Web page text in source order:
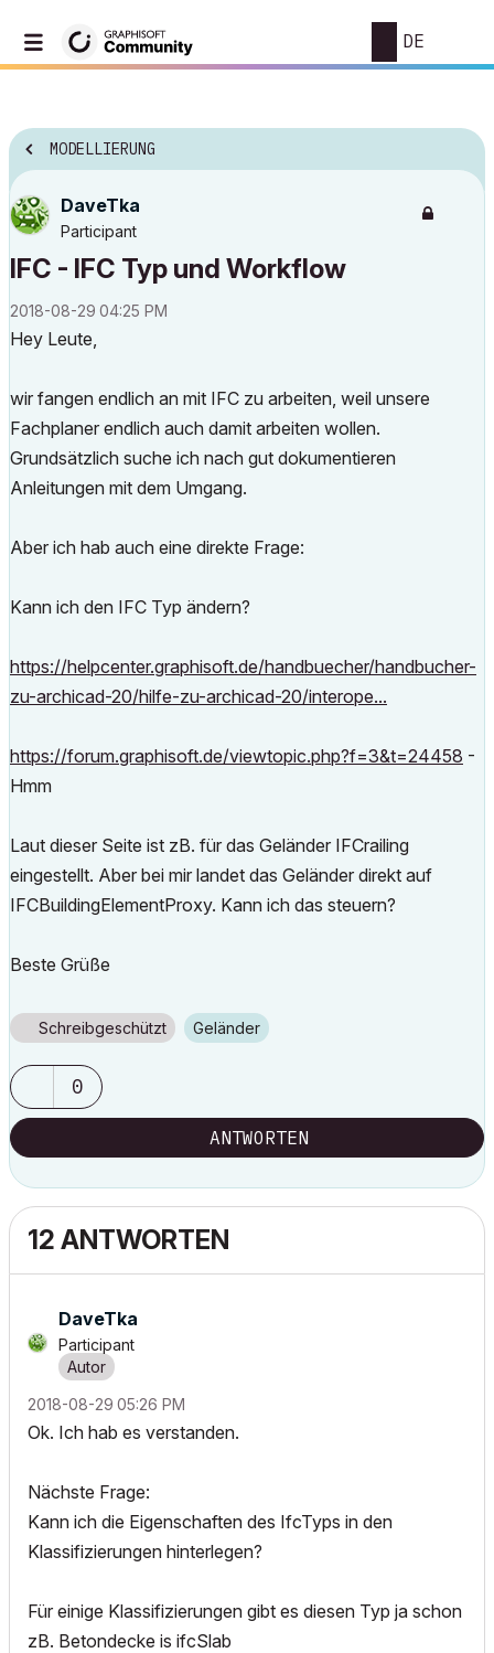
DE
MODELLIERUNG
DaveTka
Participant
IFC - IFC Typ und Workflow
‎2018-08-29 04:25 PM
Hey Leute,
wir fangen endlich an mit IFC zu arbeiten, weil unsere
Fachplaner endlich auch damit arbeiten wollen.
Grundsätzlich suche ich nach gut dokumentieren
Anleitungen mit dem Umgang.
Aber ich hab auch eine direkte Frage:
Kann ich den IFC Typ ändern?
https://helpcenter.graphisoft.de/handbuecher/handbucher-
zu-archicad-20/hilfe-zu-archicad-20/interope...
https://forum.graphisoft.de/viewtopic.php?f=3&t=24458 -
Hmm
Laut dieser Seite ist zB. für das Geländer IFCrailing
eingestellt. Aber bei mir landet das Geländer direkt auf
IFCBuildingElementProxy. Kann ich das steuern?
Beste Grüße
Schreibgeschützt Geländer
0
ANTWORTEN
12 ANTWORTEN
DaveTka
Participant
‎2018-08-29 05:26 PM
Ok. Ich hab es verstanden.
Nächste Frage:
Kann ich die Eigenschaften des IfcTyps in den
Klassifizierungen hinterlegen?
Für einige Klassifizierungen gibt es diesen Typ ja schon
zB. Betondecke is ifcSlab